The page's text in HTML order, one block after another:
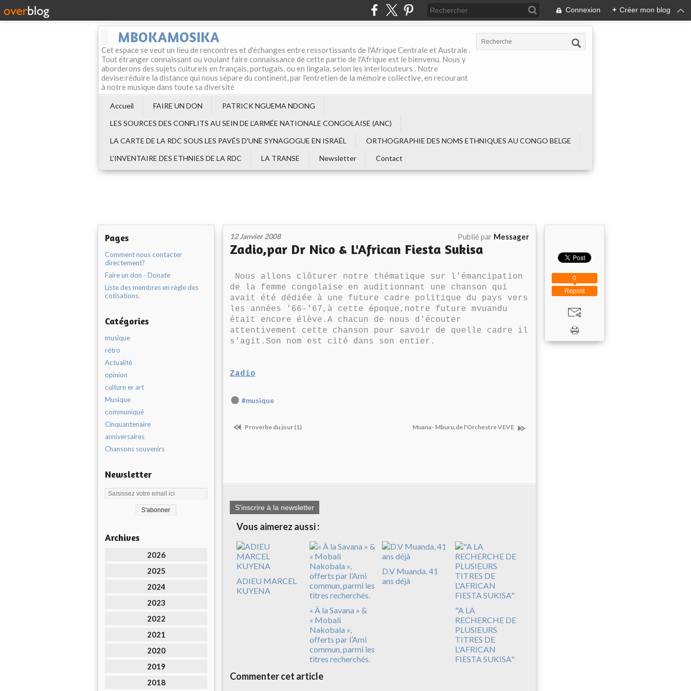
Connexion + Créer mon blog
MBOKAMOSIKA
Cet espace se veut un lieu de rencontres et d'échanges entre ressortissants de l'Afrique Centrale et Australe .
Tout étranger connaissant ou voulant faire connaissance de cette partie de l'Afrique est le bienvenu. Nous y
aborderons des sujets culturels en français, portugais, ou en lingala, selon les interlocuteurs . Notre
devise:réduire la distance qui nous sépare du continent, par l'entretien de la mémoire collective, en recourant
à notre musique dans toute sa diversité
Accueil FAIRE UN DON
PATRICK NGUEMA NDONG
LES SOURCES DES CONFLITS AU SEIN DE L‘ARMÉE NATIONALE CONGOLAISE (ANC)
LA CARTE DE LA RDC SOUS LES PAVÉS D'UNE SYNAGOGUE EN ISRAËL
ORTHOGRAPHIE DES NOMS ETHNIQUES AU CONGO BELGE
L'INVENTAIRE DES ETHNIES DE LA RDC
LA TRANSE Newsletter Contact
Pages
Comment nous contacter
directement?
Faire un don - Donate
Liste des membres en règle des
cotisations.
Catégories
musique
rétro
Actualité
opinion
culture er art
Musique
communiqué
Cinquantenaire
anniversaires
Chansons souvenirs
Newsletter
Archives
2026
2025
2024
2023
2022
2021
2020
2019
2018
12 Janvier 2008 Publié par Messager
Zadio,par Dr Nico & L'African Fiesta Sukisa
Nous allons clôturer notre thématique sur l'émancipation
de la femme congolaise en auditionnant une chanson qui
avait été dédiée à une future cadre politique du pays vers
les années '66-'67,à cette époque,notre future mvuandu
était encore élève.A chacun de nous d'écouter
attentivement cette chanson pour savoir de quelle cadre il
s'agit.Son nom est cité dans son entier.
Zadio
#musique
Proverbe du jour (1) Muana- Mburu,de l'Orchestre VEVE
S'inscrire à la newsletter
Vous aimerez aussi :
ADIEU MARCEL
KUYENA
« À la Savana » &
« Mobali
Nakobala »,
offerts par l’Ami
commun, parmi les
titres recherchés.
D.V Muanda, 41
ans déjà
"A LA
RECHERCHE DE
PLUSIEURS
TITRES DE
L'AFRICAN
FIESTA SUKISA"
Commenter cet article
Repost
0